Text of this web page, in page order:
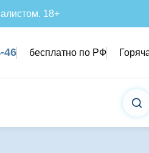
18+
46 бесплатно по РФ